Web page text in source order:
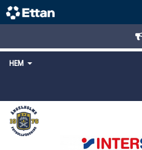
HEM
STARTSIDA
NYHETER